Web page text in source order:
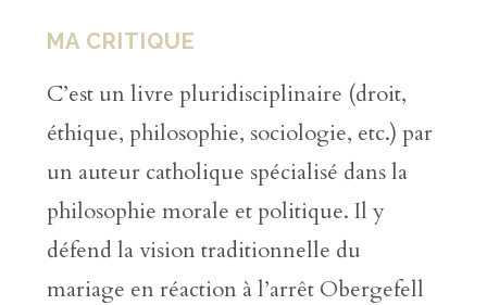
MA CRITIQUE
C’est un livre pluridisciplinaire (droit,
éthique, philosophie, sociologie, etc.) par
un auteur catholique spécialisé dans la
philosophie morale et politique. Il y
défend la vision traditionnelle du
mariage en réaction à l’arrêt Obergefell